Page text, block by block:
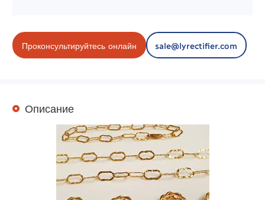
Проконсультируйтесь онлайн sale@lyrectifier.com
Описание